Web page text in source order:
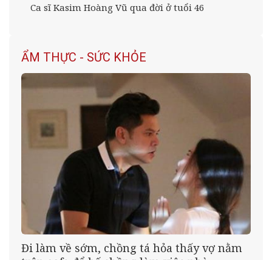
Ca sĩ Kasim Hoàng Vũ qua đời ở tuổi 46
ẨM THỰC - SỨC KHỎE
Đi làm về sớm, chồng tá hỏa thấy vợ nằm